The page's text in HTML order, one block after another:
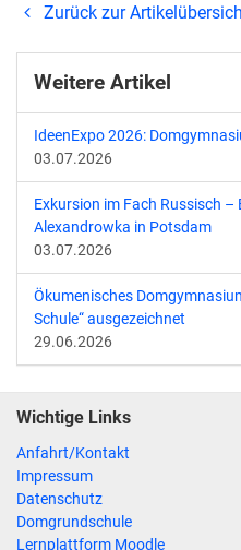
Zurück zur
Weitere Artikel
IdeenExpo 2026:
03.07.2026
Exkursion im Fach Russisch
Alexandrowka in Potsdam
03.07.2026
Ökumenisches
Schule“ ausgezeichnet
29.06.2026
Wichtige Links
Anfahrt/Kontakt
Impressum
Datenschutz
Domgrundschule
Lernplattform Moodle